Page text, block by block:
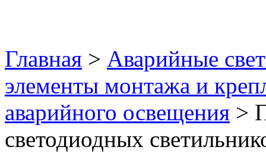
Главная > Аварийные
элементы монтажа и
аварийного освещения >
светодиодных